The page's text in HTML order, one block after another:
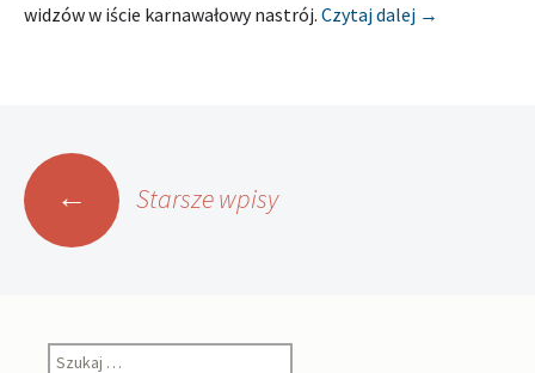
widzów w iście karnawałowy nastrój. Czytaj dalej [Zapowiedź]
→
Nawigacja
po
wpisach
← Starsze wpisy
Szukaj: